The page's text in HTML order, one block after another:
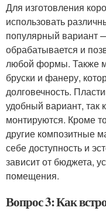
Для изготовления
использовать
популярный вариант
обрабатывается и
любой формы. Также
бруски и фанеру,
долговечность.
удобный вариант, так
монтируются. Кроме
другие композитные
себе доступность и
зависит от бюджета,
помещения.
Вопрос 3: Как